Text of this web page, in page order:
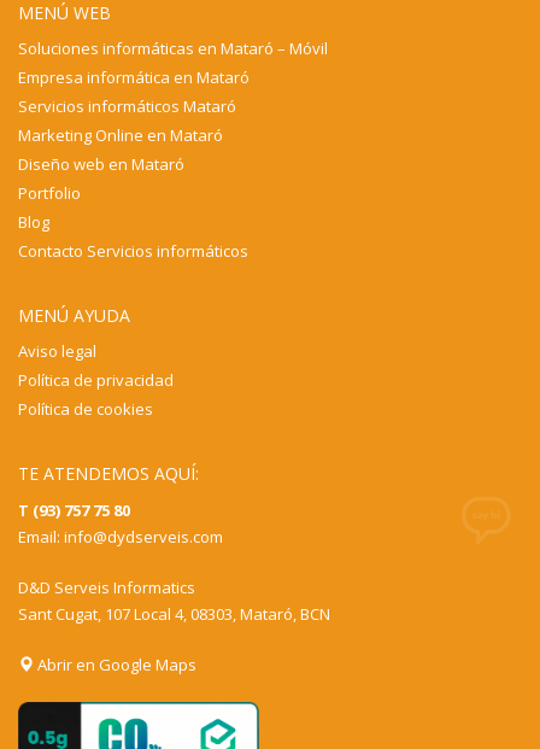
MENÚ WEB
Soluciones informáticas en Mataró – Móvil
Empresa informática en Mataró
Servicios informáticos Mataró
Marketing Online en Mataró
Diseño web en Mataró
Portfolio
Blog
Contacto Servicios informáticos
MENÚ AYUDA
Aviso legal
Política de privacidad
Política de cookies
TE ATENDEMOS AQUÍ:
T (93) 757 75 80
Email: info@dydserveis.com
D&D Serveis Informatics
Sant Cugat, 107 Local 4, 08303, Mataró, BCN
Abrir en Google Maps